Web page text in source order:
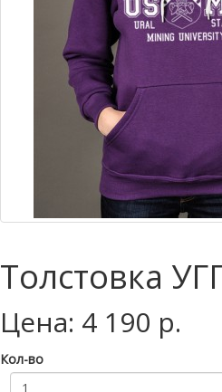
Толстовка
Цена: 4 190 р.
Кол-во